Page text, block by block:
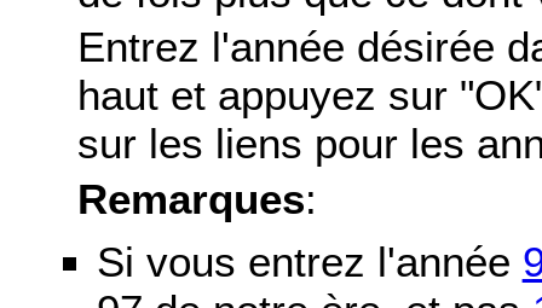
Entrez l'année désirée
haut et appuyez sur
sur les liens pour les
Remarques:
Si vous entrez l'année